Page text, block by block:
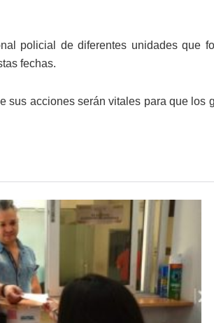
policial de diferentes unidades que
fechas.
sus acciones serán vitales para que los